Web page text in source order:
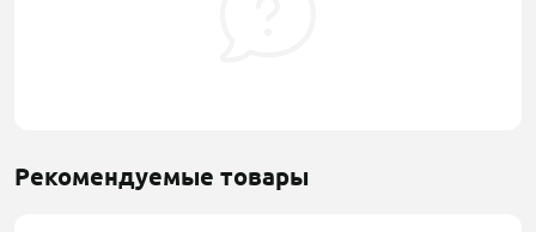
Рекомендуемые товары